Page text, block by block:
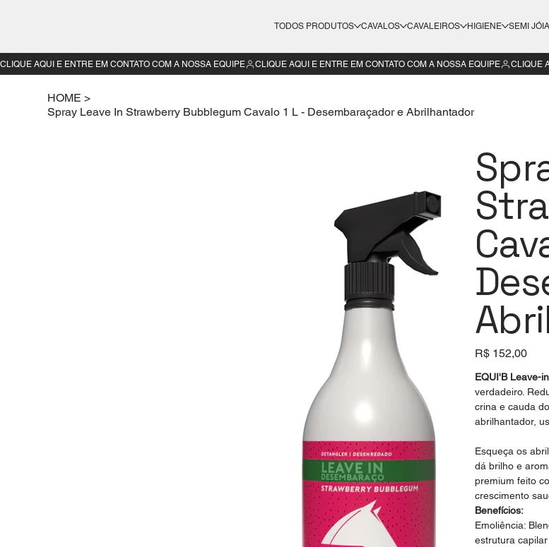
TODOS PRODUTOS CAVALOS CAVALEIROS HIGIENE SEMI
HOME >
Spray Leave In Strawberry Bubblegum Cavalo 1 L - Desembaraçador e Abrilhantador
Preço
R$ 152,00
EQUI'B Leave-
verdadeiro.
crina e cauda
abrilhantador,
Esqueça os
dá brilho e
premium feito
crescimento
Benefícios:
Emoliência:
estrutura capilar
CLIQUE AQUI E ENTRE EM CONTATO COM A NOSSA EQUIPE